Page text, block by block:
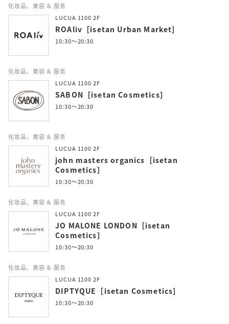
化妆品、美容 ＆ 服务
LUCUA 1100 2F
ROAliv［isetan Urban Market］
10:30～20:30
化妆品、美容 ＆ 服务
LUCUA 1100 2F
SABON［isetan Cosmetics］
10:30～20:30
化妆品、美容 ＆ 服务
LUCUA 1100 2F
john masters organics［isetan
Cosmetics］
10:30～20:30
化妆品、美容 ＆ 服务
LUCUA 1100 2F
JO MALONE LONDON［isetan
Cosmetics］
10:30～20:30
化妆品、美容 ＆ 服务
LUCUA 1100 2F
DIPTYQUE［isetan Cosmetics］
10:30～20:30